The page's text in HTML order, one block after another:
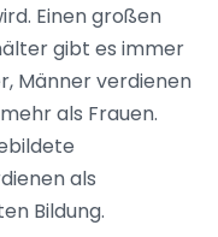
Einen großen
gibt es immer
Männer verdienen
als Frauen.
als
Bildung.